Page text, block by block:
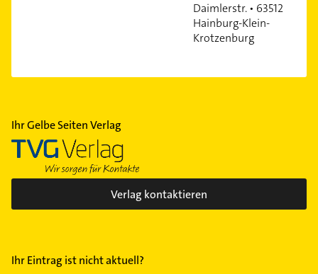
Daimlerstr. • 63512
Hainburg-Klein-
Krotzenburg
Ihr Gelbe Seiten Verlag
Verlag kontaktieren
Ihr Eintrag ist nicht aktuell?